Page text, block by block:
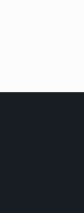
┃ (2)：自分フ
┃ 自分の墓地